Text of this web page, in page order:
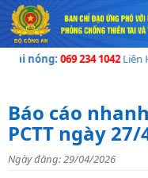
nóng:069 234 1042Liên
Báo cáo
PCTT ngày
Ngày đăng: 29/04/2026